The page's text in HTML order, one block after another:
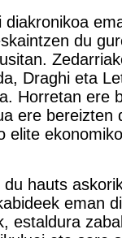
du
Draghi eta
Horretan ere
ere bereizten
elite
hauts
eman
estaldura